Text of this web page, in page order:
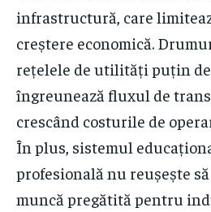
infrastructură, care
creștere economică.
rețelele de utilități puțin
îngreunează fluxul de
crescând costurile de
În plus, sistemul
profesională nu reușește
muncă pregătită pentru